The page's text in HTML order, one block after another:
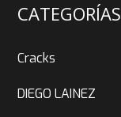
CATEGORÍAS
Cracks
DIEGO LAINEZ